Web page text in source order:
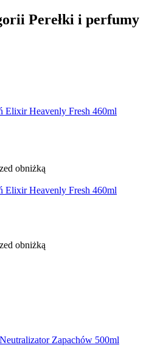
Perełki i perfumy
Elixir Heavenly Fresh 460ml
obniżką
Elixir Heavenly Fresh 460ml
obniżką
Zapachów 500ml